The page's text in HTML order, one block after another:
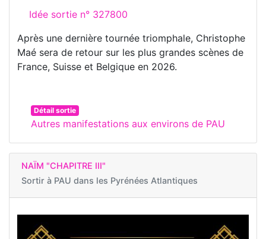
Idée sortie n° 327800
Après une dernière tournée triomphale, Christophe
Maé sera de retour sur les plus grandes scènes de
France, Suisse et Belgique en 2026.
Détail sortie
Autres manifestations aux environs de PAU
NAÏM "CHAPITRE III"
Sortir à PAU dans les Pyrénées Atlantiques